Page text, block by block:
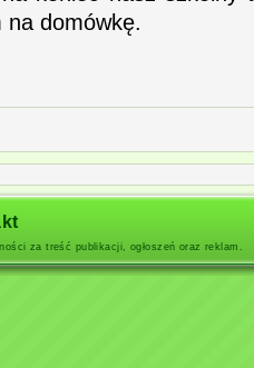
na domówkę.
za treść publikacji, ogłoszeń oraz reklam.